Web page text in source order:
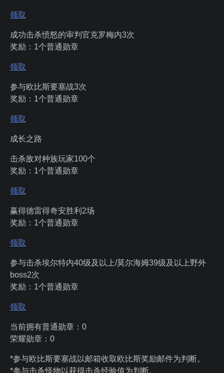
领取
成功击杀愤怒的审判官克罗梅内3次
奖励：1个普通勋章
领取
参与欧比斯要塞战3次
奖励：1个普通勋章
领取
成长之路
击杀敌对种族玩家100个
奖励：1个普通勋章
领取
赢得德雷得奇安胜利2场
奖励：1个普通勋章
领取
参与击杀埃尔特内40级及以上/莫尔海姆39级及以上野外
boss2次
奖励：1个普通勋章
领取
当前拥有普通勋章： 0
荣耀勋章： 0
*参与欧比斯要塞战以邮箱收取欧比斯奖励邮件为判断。
*参与击杀怪物以获得击杀经验值为判断。